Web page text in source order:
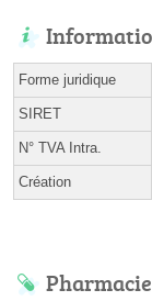
Forme juridique
SIRET
N° TVA Intra.
Création